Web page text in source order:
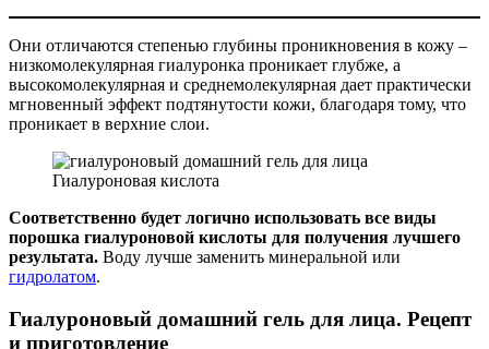
Они отличаются степенью глубины проникновения в кожу –
низкомолекулярная гиалуронка проникает глубже, а
высокомолекулярная и среднемолекулярная дает практически
мгновенный эффект подтянутости кожи, благодаря тому, что
проникает в верхние слои.
Гиалуроновая кислота
Соответственно будет логично использовать все виды
порошка гиалуроновой кислоты для получения лучшего
результата. Воду лучше заменить минеральной или
гидролатом.
Гиалуроновый домашний гель для лица. Рецепт
и приготовление